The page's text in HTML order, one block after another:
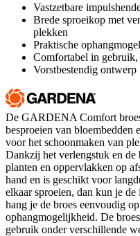
Vastzetbare
Brede sproeikop met
plekken
Praktische
Comfortabel in
Vorstbestendig ontwerp
De GARDENA Comfort
besproeien van bloembedden
voor het schoonmaken van
Dankzij het verlengstuk en
planten en oppervlakken op
hand en is geschikt voor
elkaar sproeien, dan kun je
hang je de broes eenvoudig
ophangmogelijkheid. De
gebruik onder verschillende